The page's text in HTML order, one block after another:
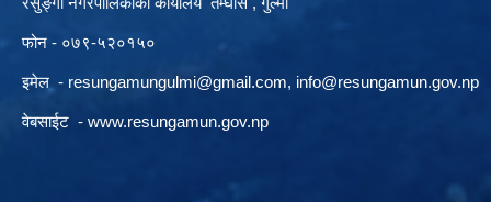
फोन - ०७९-५२०१५०
इमेल - resungamungulmi@gmail.com, info@resungamun.gov.np
वेबसाईट - www.resungamun.gov.np